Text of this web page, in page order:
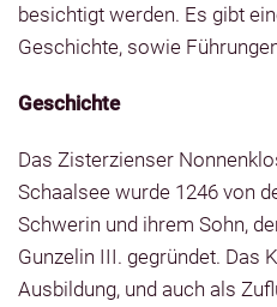
besichtigt werden. Es gibt
Geschichte, sowie
Geschichte
Das Zisterzienser
Schaalsee wurde 1246 von
Schwerin und ihrem Sohn,
Gunzelin III. gegründet. Das
Ausbildung, und auch als